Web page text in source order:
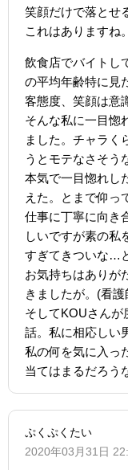
笑顔だけで落とせ
これはありますね
飲食店でバイトし
の平均年齢特に見
客態度、笑顔は意
そんな私に一目惚
ました。チャラく
うとモテなさそう
本気で一目惚れし
えた。とまで仰っ
仕事に丁寧に向き
しいですが素の私
すぎてきついな…
お気持ちはありが
きましたが。(看
そしてKOUさんが
話。私に相応しい
私の何を気に入っ
当てはまるだろう
ぷくぷくたい
2020年03月31日